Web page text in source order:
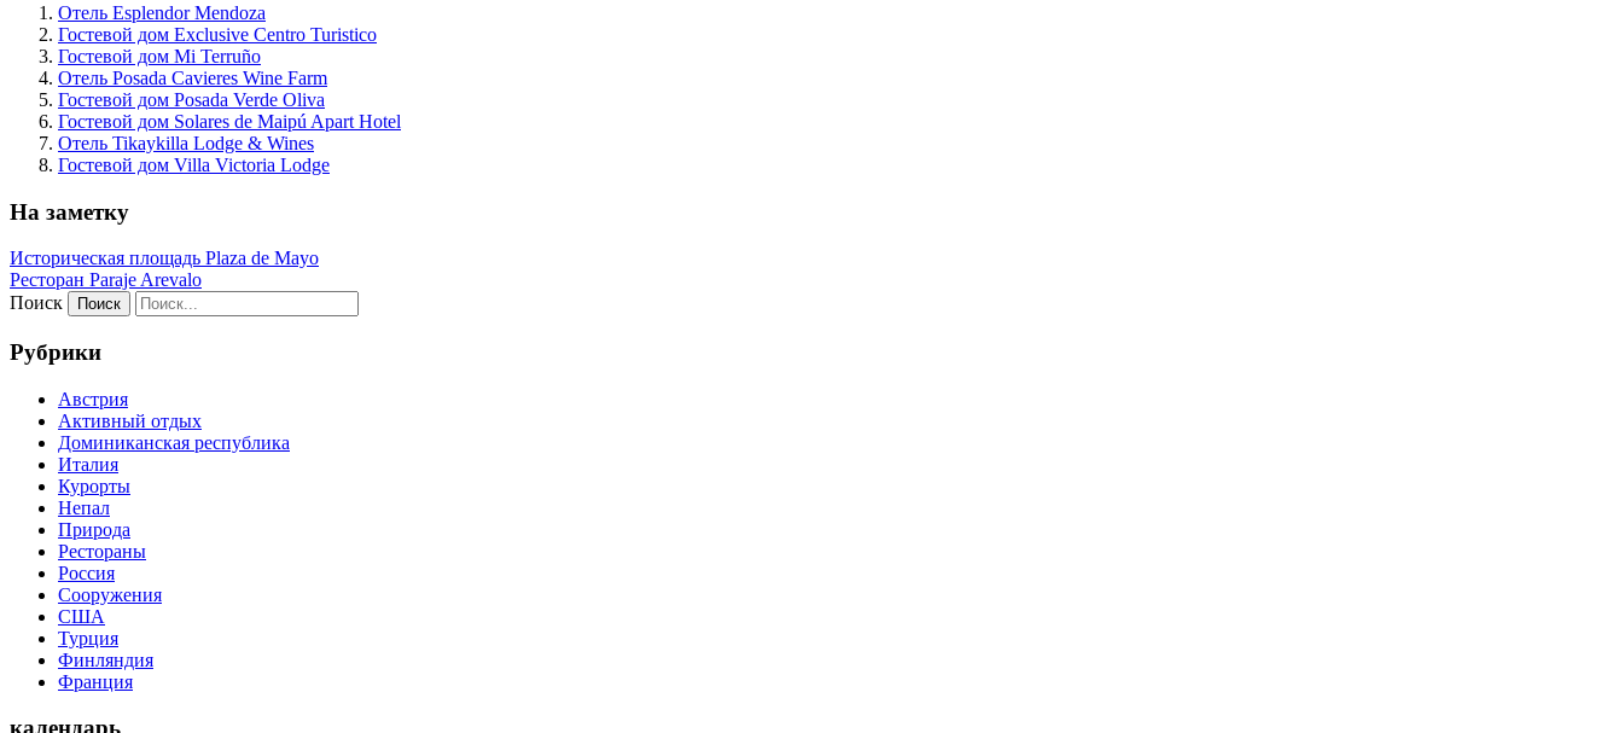
Отель Esplendor Mendoza
Гостевой дом Exclusive Centro Turistico
Гостевой дом Mi Terruño
Отель Posada Cavieres Wine Farm
Гостевой дом Posada Verde Oliva
Гостевой дом Solares de Maipú Apart Hotel
Отель Tikaykilla Lodge & Wines
Гостевой дом Villa Victoria Lodge
На заметку
Историческая площадь Plaza de Mayo
Ресторан Paraje Arevalo
Поиск
Рубрики
Австрия
Активный отдых
Доминиканская республика
Италия
Курорты
Непал
Природа
Рестораны
Россия
Сооружения
США
Турция
Финляндия
Франция